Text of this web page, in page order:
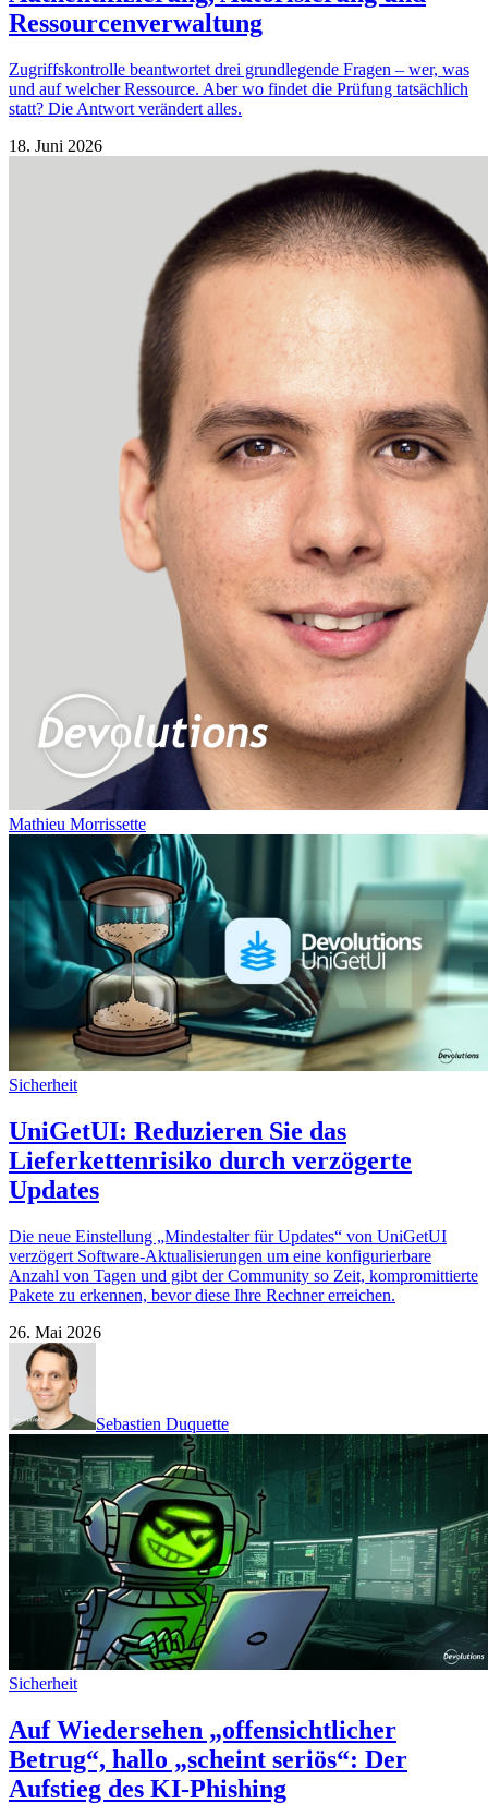
Ressourcenverwaltung
Zugriffskontrolle beantwortet drei grundlegende Fragen – wer, was
und auf welcher Ressource. Aber wo findet die Prüfung tatsächlich
statt? Die Antwort verändert alles.
18. Juni 2026
Mathieu Morrissette
Sicherheit
UniGetUI: Reduzieren Sie das
Lieferkettenrisiko durch verzögerte
Updates
Die neue Einstellung „Mindestalter für Updates“ von UniGetUI
verzögert Software-Aktualisierungen um eine konfigurierbare
Anzahl von Tagen und gibt der Community so Zeit, kompromittierte
Pakete zu erkennen, bevor diese Ihre Rechner erreichen.
26. Mai 2026
Sebastien Duquette
Sicherheit
Auf Wiedersehen „offensichtlicher
Betrug“, hallo „scheint seriös“: Der
Aufstieg des KI-Phishing